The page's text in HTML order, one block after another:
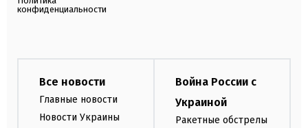
конфиденциальности
Все новости
Главные новости
Новости Украины
Война России с
Украиной
Ракетные обстрелы